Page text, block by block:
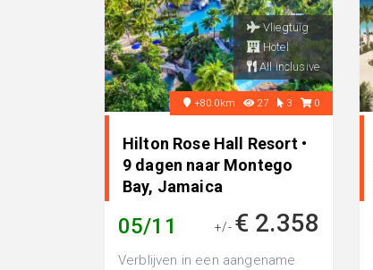
Vliegtuig
Hotel
All inclusive
+80.0km 27 3 0
Hilton Rose Hall Resort •
9 dagen naar Montego
Bay, Jamaica
05/11 +/- € 2.358
Verblijven in een aangename